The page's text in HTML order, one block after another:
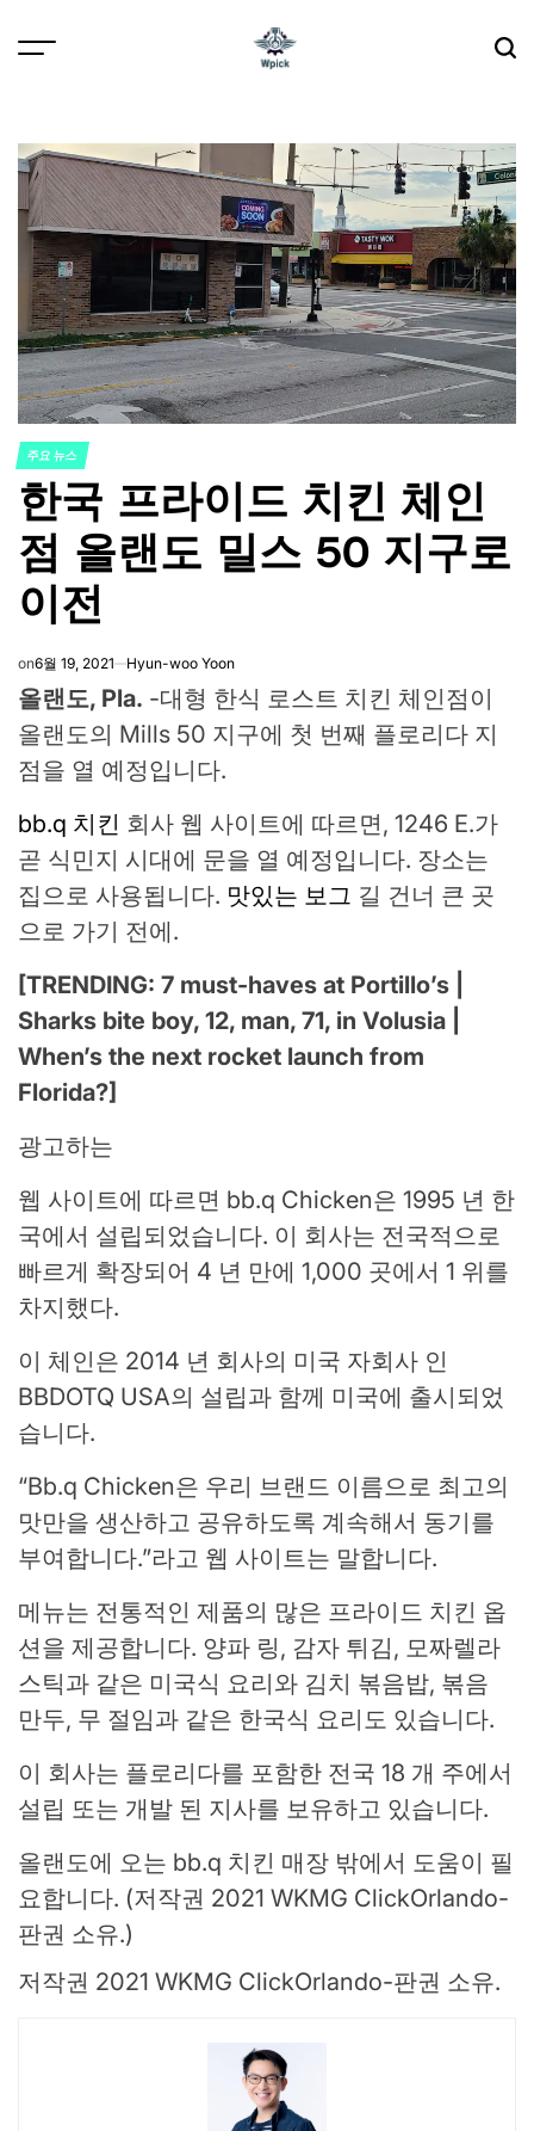
POSTED
IN
주요 뉴스
한국 프라이드 치킨 체인
점 올랜도 밀스 50 지구로
이전
on6월 19, 2021 Hyun-woo Yoon
올랜도, Pla. -대형 한식 로스트 치킨 체인점이
올랜도의 Mills 50 지구에 첫 번째 플로리다 지
점을 열 예정입니다.
bb.q 치킨 회사 웹 사이트에 따르면, 1246 E.가
곧 식민지 시대에 문을 열 예정입니다. 장소는
집으로 사용됩니다. 맛있는 보그 길 건너 큰 곳
으로 가기 전에.
[TRENDING: 7 must-haves at Portillo’s
Sharks bite boy, 12, man, 71, in Volusia
When’s the next rocket launch from
Florida?]
광고하는
웹 사이트에 따르면 bb.q Chicken은 1995 년 한
국에서 설립되었습니다. 이 회사는 전국적으로
빠르게 확장되어 4 년 만에 1,000 곳에서 1 위를
차지했다.
이 체인은 2014 년 회사의 미국 자회사 인
BBDOTQ USA의 설립과 함께 미국에 출시되었
습니다.
“Bb.q Chicken은 우리 브랜드 이름으로 최고의
맛만을 생산하고 공유하도록 계속해서 동기를
부여합니다.”라고 웹 사이트는 말합니다.
메뉴는 전통적인 제품의 많은 프라이드 치킨 옵
션을 제공합니다. 양파 링, 감자 튀김, 모짜렐라
스틱과 같은 미국식 요리와 김치 볶음밥, 볶음
만두, 무 절임과 같은 한국식 요리도 있습니다.
이 회사는 플로리다를 포함한 전국 18 개 주에서
설립 또는 개발 된 지사를 보유하고 있습니다.
올랜도에 오는 bb.q 치킨 매장 밖에서 도움이 필
요합니다. (저작권 2021 WKMG ClickOrlando-
판권 소유.)
저작권 2021 WKMG ClickOrlando-판권 소유.